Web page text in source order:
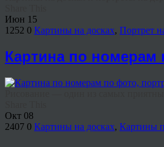
Июн 15
1252 0 Картины на досках, Портрет
Картина по номерам
Окт 08
2407 0 Картины на досках, Картины